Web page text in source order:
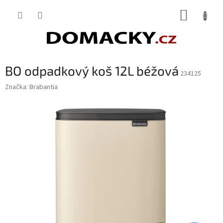
BO odpadkový koš 12L béžová 234125
Značka: Brabantia